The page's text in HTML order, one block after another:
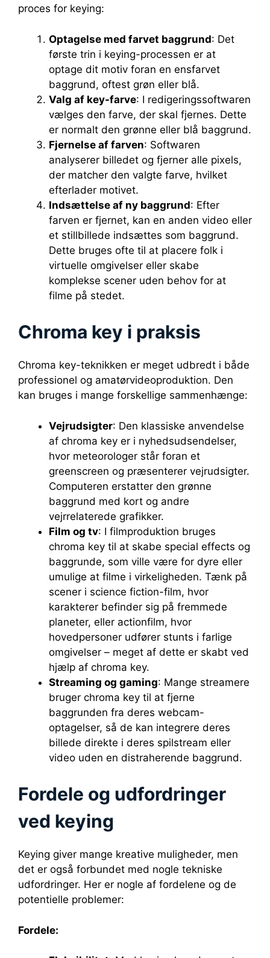
proces for keying:
Optagelse med farvet baggrund: Det
første trin i keying-processen er at
optage dit motiv foran en ensfarvet
baggrund, oftest grøn eller blå.
Valg af key-farve: I redigeringssoftwaren
vælges den farve, der skal fjernes. Dette
er normalt den grønne eller blå baggrund.
Fjernelse af farven: Softwaren
analyserer billedet og fjerner alle pixels,
der matcher den valgte farve, hvilket
efterlader motivet.
Indsættelse af ny baggrund: Efter
farven er fjernet, kan en anden video eller
et stillbillede indsættes som baggrund.
Dette bruges ofte til at placere folk i
virtuelle omgivelser eller skabe
komplekse scener uden behov for at
filme på stedet.
Chroma key i praksis
Chroma key-teknikken er meget udbredt i både
professionel og amatørvideoproduktion. Den
kan bruges i mange forskellige sammenhænge:
Vejrudsigter: Den klassiske anvendelse
af chroma key er i nyhedsudsendelser,
hvor meteorologer står foran et
greenscreen og præsenterer vejrudsigter.
Computeren erstatter den grønne
baggrund med kort og andre
vejrrelaterede grafikker.
Film og tv: I filmproduktion bruges
chroma key til at skabe special effects og
baggrunde, som ville være for dyre eller
umulige at filme i virkeligheden. Tænk på
scener i science fiction-film, hvor
karakterer befinder sig på fremmede
planeter, eller actionfilm, hvor
hovedpersoner udfører stunts i farlige
omgivelser – meget af dette er skabt ved
hjælp af chroma key.
Streaming og gaming: Mange streamere
bruger chroma key til at fjerne
baggrunden fra deres webcam-
optagelser, så de kan integrere deres
billede direkte i deres spilstream eller
video uden en distraherende baggrund.
Fordele og udfordringer
ved keying
Keying giver mange kreative muligheder, men
det er også forbundet med nogle tekniske
udfordringer. Her er nogle af fordelene og de
potentielle problemer:
Fordele: